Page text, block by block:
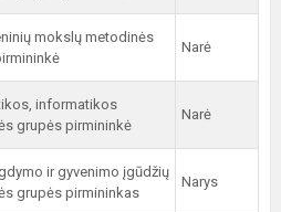
mokslų metodinės
Narė
informatikos
grupės pirmininkė
Narė
ir gyvenimo įgūdžių
grupės pirmininkas
Narys